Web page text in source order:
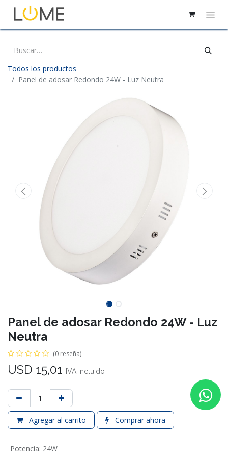
Todos los productos
Panel de adosar Redondo 24W - Luz Neutra
Panel de adosar Redondo 24W - Luz
Neutra
(0 reseña)
USD 15,01 IVA incluido
Agregar al carrito Comprar ahora
Potencia: 24W